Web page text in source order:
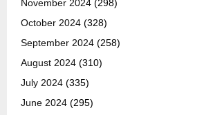
November 2024 (298)
October 2024 (328)
September 2024 (258)
August 2024 (310)
July 2024 (335)
June 2024 (295)